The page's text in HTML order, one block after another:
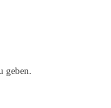
geben.